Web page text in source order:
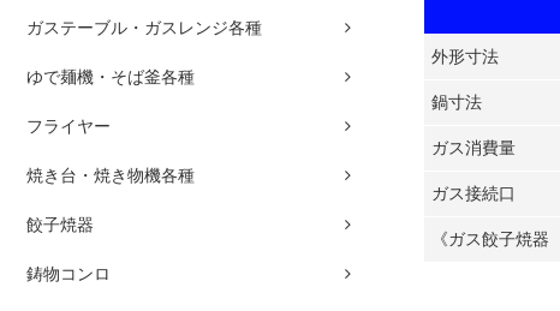
ガステーブル・ガスレンジ各種
ゆで麺機・そば釜各種
フライヤー
焼き台・焼き物機各種
餃子焼器
鋳物コンロ
外形寸法
鍋寸法
ガス消費量
ガス接続口
《ガス餃子焼器